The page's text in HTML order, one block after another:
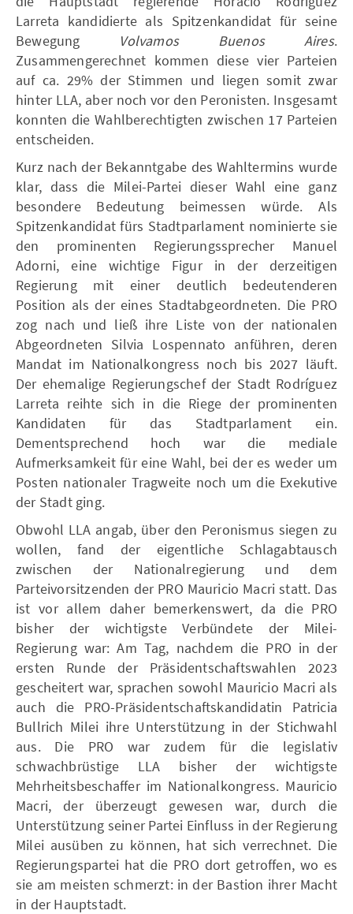
Larreta kandidierte als Spitzenkandidat für seine
Bewegung
Volvamos Buenos Aires.
Zusammengerechnet kommen diese vier Parteien
auf ca. 29% der Stimmen und liegen somit zwar
hinter LLA, aber noch vor den Peronisten. Insgesamt
konnten die Wahlberechtigten zwischen 17 Parteien
entscheiden.
Kurz nach der Bekanntgabe des Wahltermins wurde
klar, dass die Milei-Partei dieser Wahl eine ganz
besondere Bedeutung beimessen würde. Als
Spitzenkandidat fürs Stadtparlament nominierte sie
den prominenten Regierungssprecher Manuel
Adorni, eine wichtige Figur in der derzeitigen
Regierung mit einer deutlich bedeutenderen
Position als der eines Stadtabgeordneten. Die PRO
zog nach und ließ ihre Liste von der nationalen
Abgeordneten Silvia Lospennato anführen, deren
Mandat im Nationalkongress noch bis 2027 läuft.
Der ehemalige Regierungschef der Stadt Rodríguez
Larreta reihte sich in die Riege der prominenten
Kandidaten für das Stadtparlament ein.
Dementsprechend hoch war die mediale
Aufmerksamkeit für eine Wahl, bei der es weder um
Posten nationaler Tragweite noch um die Exekutive
der Stadt ging.
Obwohl LLA angab, über den Peronismus siegen zu
wollen, fand der eigentliche Schlagabtausch
zwischen der Nationalregierung und dem
Parteivorsitzenden der PRO Mauricio Macri statt. Das
ist vor allem daher bemerkenswert, da die PRO
bisher der wichtigste Verbündete der Milei-
Regierung war: Am Tag, nachdem die PRO in der
ersten Runde der Präsidentschaftswahlen 2023
gescheitert war, sprachen sowohl Mauricio Macri als
auch die PRO-Präsidentschaftskandidatin Patricia
Bullrich Milei ihre Unterstützung in der Stichwahl
aus. Die PRO war zudem für die legislativ
schwachbrüstige LLA bisher der wichtigste
Mehrheitsbeschaffer im Nationalkongress. Mauricio
Macri, der überzeugt gewesen war, durch die
Unterstützung seiner Partei Einfluss in der Regierung
Milei ausüben zu können, hat sich verrechnet. Die
Regierungspartei hat die PRO dort getroffen, wo es
sie am meisten schmerzt: in der Bastion ihrer Macht
in der Hauptstadt.